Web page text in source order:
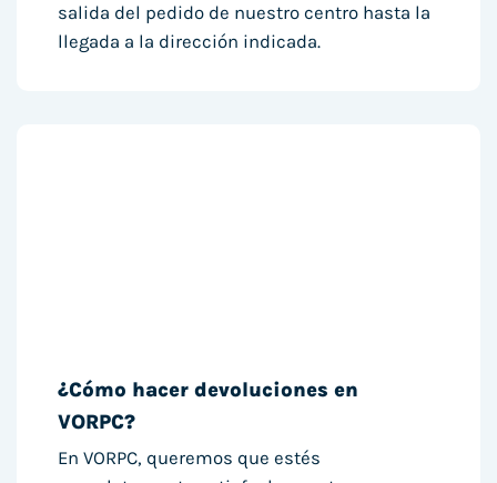
salida del pedido de nuestro centro hasta la
llegada a la dirección indicada.
¿Cómo hacer devoluciones en
VORPC?
En VORPC, queremos que estés